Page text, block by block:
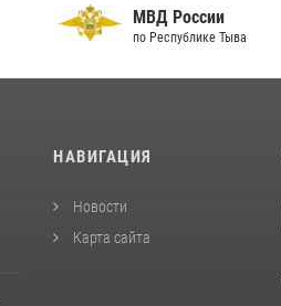
МВД России
по Республике Тыва
НАВИГАЦИЯ
Новости
Карта сайта